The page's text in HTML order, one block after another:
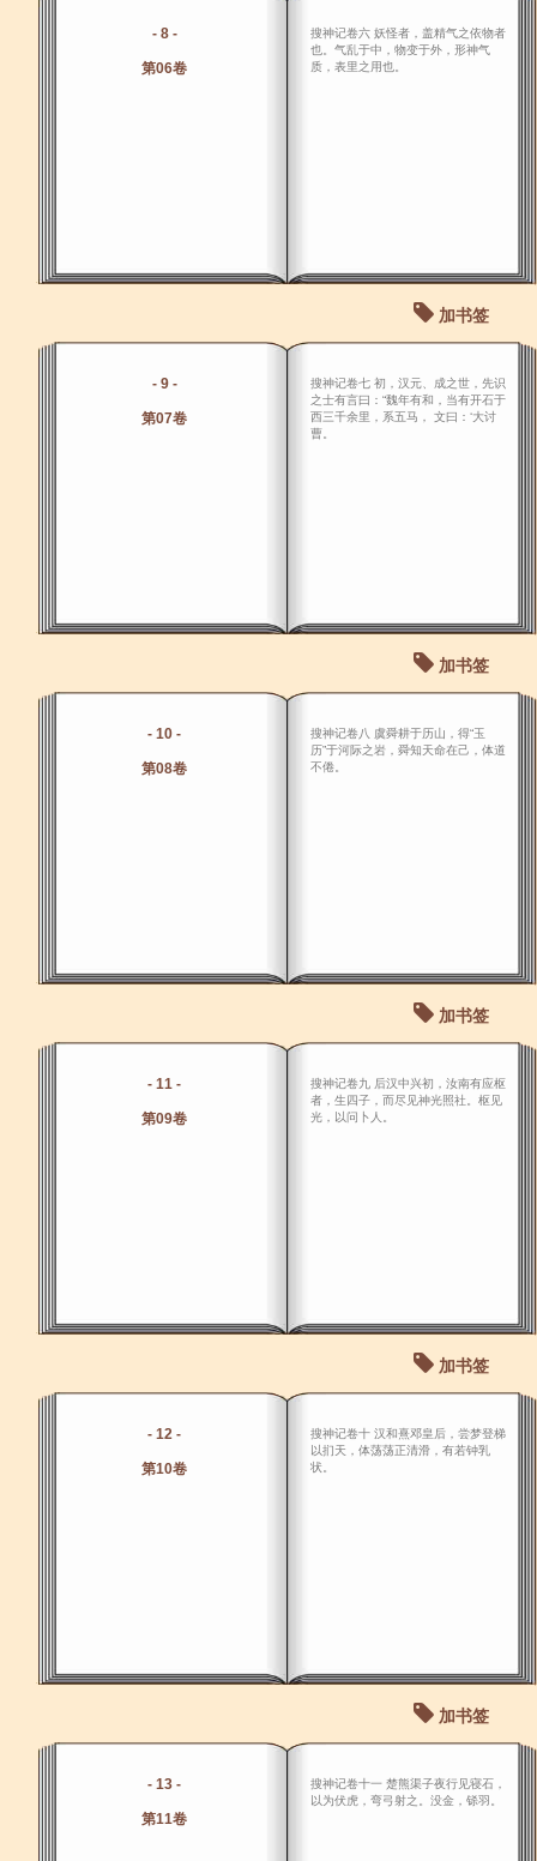
- 8 -
第06卷
搜神记卷六 妖怪者，盖精气之依物者
也。气乱于中，物变于外，形神气
质，表里之用也。
加书签
- 9 -
第07卷
搜神记卷七 初，汉元、成之世，先识
之士有言曰：“魏年有和，当有开石于
西三千余里，系五马， 文曰：‘大讨
曹。
加书签
- 10 -
第08卷
搜神记卷八 虞舜耕于历山，得“玉
历”于河际之岩，舜知天命在己，体道
不倦。
加书签
- 11 -
第09卷
搜神记卷九 后汉中兴初，汝南有应枢
者，生四子，而尽见神光照社。枢见
光，以问卜人。
加书签
- 12 -
第10卷
搜神记卷十 汉和熹邓皇后，尝梦登梯
以扪天，体荡荡正清滑，有若钟乳
状。
加书签
- 13 -
第11卷
搜神记卷十一 楚熊渠子夜行见寝石，
以为伏虎，弯弓射之。没金，铩羽。